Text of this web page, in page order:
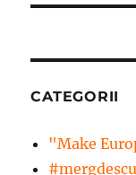
CATEGORII
"Make